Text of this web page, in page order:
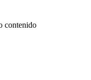
contenido